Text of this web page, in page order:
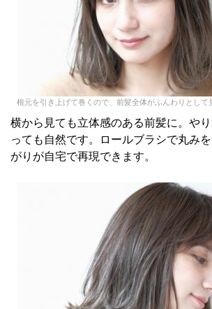
根元を引き上げて巻くので、前髪全体がふんわりとして
横から見ても立体感のある前髪に。や
っても自然です。ロールブラシで丸み
がりが自宅で再現できます。